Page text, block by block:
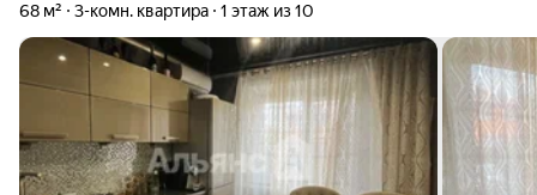
68 м² 3-комн. квартира 1 этаж из 10